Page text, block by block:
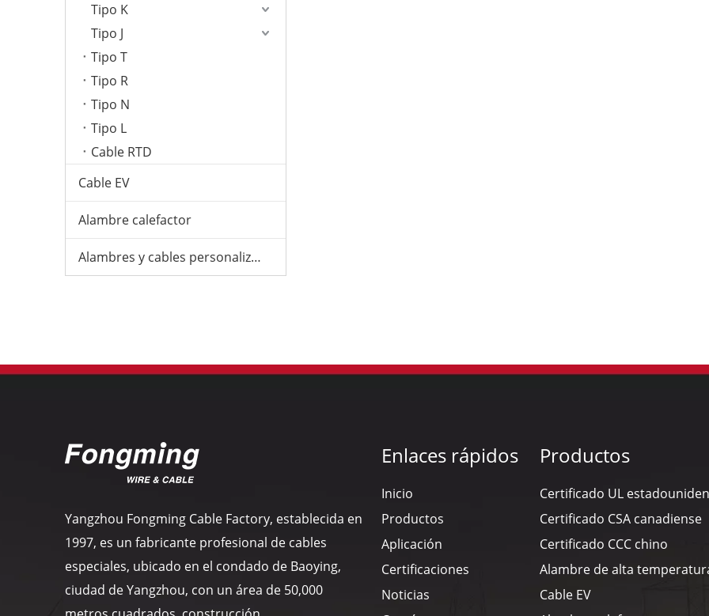
Tipo K
Tipo J
Tipo T
Tipo R
Tipo N
Tipo L
Cable RTD
Cable EV
Alambre calefactor
Alambres y cables personalizados
Yangzhou Fongming Cable Factory, establecida en
1997, es un fabricante profesional de cables
especiales, ubicado en el condado de Baoying,
ciudad de Yangzhou, con un área de 50,000
Enlaces rápidos
Inicio
Productos
Aplicación
Certificaciones
Noticias
Productos
Certificado UL
Certificado CSA canadiense
Certificado CCC chino
Alambre de alta
Cable EV